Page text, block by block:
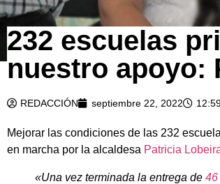
232 escuelas
nuestro apoyo:
REDACCIÓN septiembre 22, 2022
Mejorar las condiciones de las 232
en marcha por la alcaldesa Patricia
«Una vez terminada la entrega de 46